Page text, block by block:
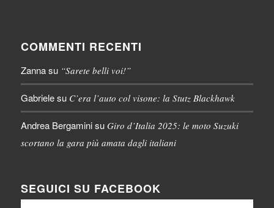
COMMENTI RECENTI
Zannasu “Sarete belli voi!”
Gabrielesu C’era l’auto col visone: la Stutz Blackhawk
Andrea Bergaminisu Giro d’Italia 2025: le moto Suzuki
scortano la gara più amata dagli italiani
SEGUICI SU FACEBOOK